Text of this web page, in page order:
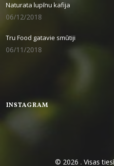
Naturata lupīnu kafija
06/12/2018
Tru Food gatavie smūtiji
06/11/2018
INSTAGRAM
© 2026 . Visas